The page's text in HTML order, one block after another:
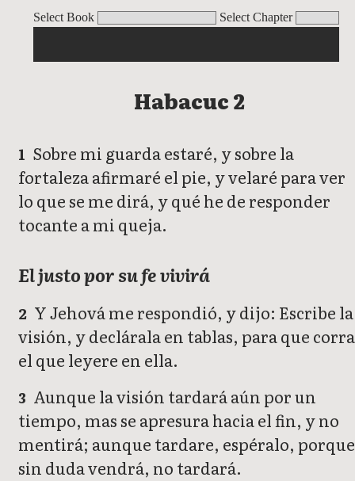
Select Book Select Chapter
Habacuc
Habacuc 2
1 Sobre mi guarda estaré, y sobre la
fortaleza afirmaré el pie, y velaré para ver
lo que se me dirá, y qué he de responder
tocante a mi queja.
El justo por su fe vivirá
2 Y Jehová me respondió, y dijo: Escribe la
visión, y declárala en tablas, para que corra
el que leyere en ella.
3 Aunque la visión tardará aún por un
tiempo, mas se apresura hacia el fin, y no
mentirá; aunque tardare, espéralo, porque
sin duda vendrá, no tardará.